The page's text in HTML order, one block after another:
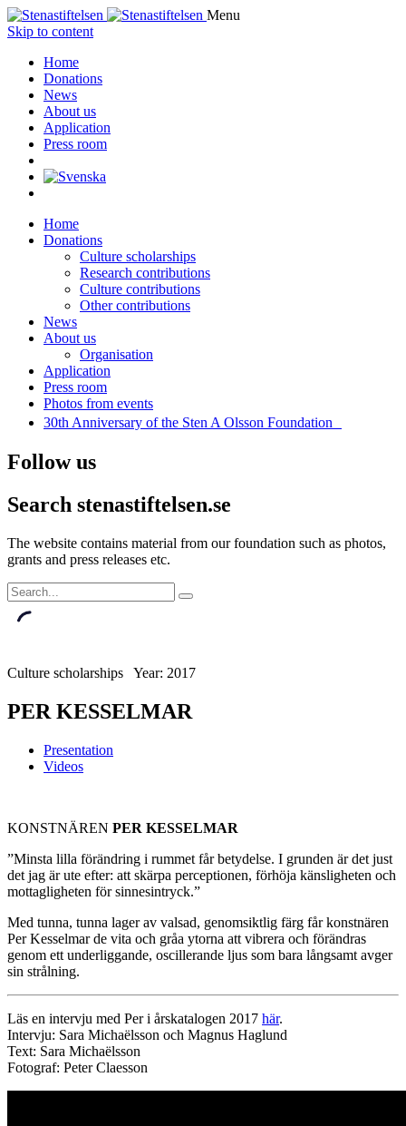
Menu
Skip to content
Home
Donations
News
About us
Application
Press room
Home
Donations
Culture scholarships
Research contributions
Culture contributions
Other contributions
News
About us
Organisation
Application
Press room
Photos from events
30th Anniversary of the Sten A Olsson Foundation
Follow us
Search stenastiftelsen.se
The website contains material from our foundation such as photos,
grants and press releases etc.
Culture scholarships Year: 2017
PER KESSELMAR
Presentation
Videos
KONSTNÄREN PER KESSELMAR
”Minsta lilla förändring i rummet får betydelse. I grunden är det just
det jag är ute efter: att skärpa perceptionen, förhöja känsligheten och
mottagligheten för sinnesintryck.”
Med tunna, tunna lager av valsad, genomsiktlig färg får konstnären
Per Kesselmar de vita och gråa ytorna att vibrera och förändras
genom ett underliggande, oscillerande ljus som bara långsamt avger
sin strålning.
Läs en intervju med Per i årskatalogen 2017 här.
Intervju: Sara Michaëlsson och Magnus Haglund
Text: Sara Michaëlsson
Fotograf: Peter Claesson